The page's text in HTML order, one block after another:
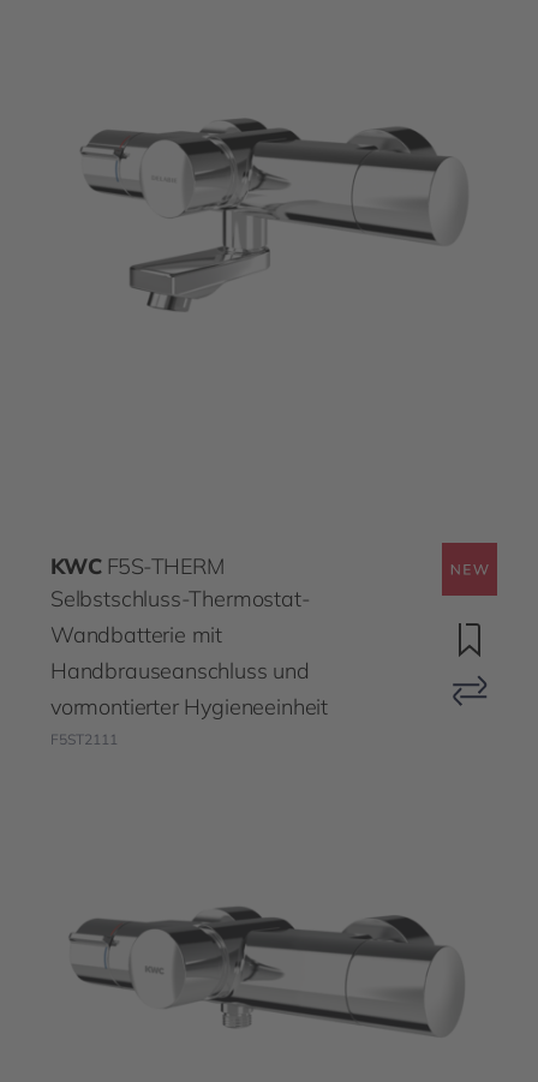
KWC F5S-THERM
Selbstschluss-Thermostat-
Wandbatterie mit
Handbrauseanschluss und
vormontierter Hygieneeinheit
F5ST2111